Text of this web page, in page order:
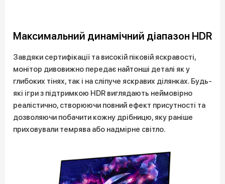
Максимальний динамічний діапазон HDR
Завдяки сертифікації та високій піковій яскравості,
монітор дивовижно передає найтонші деталі як у
глибоких тінях, так і на сліпуче яскравих ділянках. Будь-
які ігри з підтримкою HDR виглядають неймовірно
реалістично, створюючи повний ефект присутності та
дозволяючи побачити кожну дрібницю, яку раніше
приховували темрява або надмірне світло.